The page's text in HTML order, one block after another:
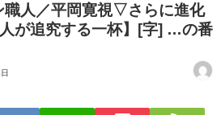
職人／平岡寛視▽さらに進化
が追究する一杯】[字] …の番